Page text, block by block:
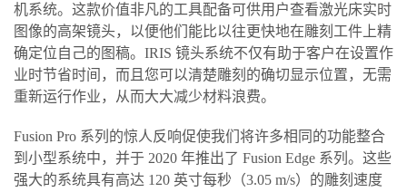
机系统。这款价值非凡的工具配备可供用户查看激光床实时
图像的高架镜头，以便他们能比以往更快地在雕刻工件上精
确定位自己的图稿。IRIS 镜头系统不仅有助于客户在设置作
业时节省时间，而且您可以清楚雕刻的确切显示位置，无需
重新运行作业，从而大大减少材料浪费。
Fusion Pro 系列的惊人反响促使我们将许多相同的功能整合
到小型系统中，并于 2020 年推出了 Fusion Edge 系列。这些
强大的系统具有高达 120 英寸每秒（3.05 m/s）的雕刻速度